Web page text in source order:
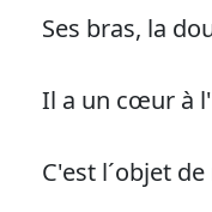
Ses bras, la
Il a un cœur à
C'est l´objet